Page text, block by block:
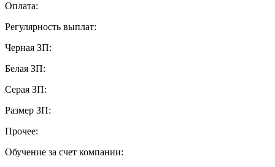
Оплата:
Регулярность выплат:
Черная ЗП:
Белая ЗП:
Серая ЗП:
Размер ЗП:
Прочее:
Обучение за счет компании: